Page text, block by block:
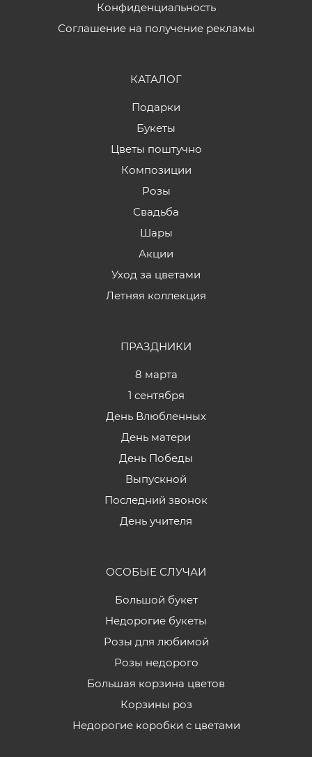
Конфиденциальность
Соглашение на получение рекламы
КАТАЛОГ
Подарки
Букеты
Цветы поштучно
Композиции
Розы
Свадьба
Шары
Акции
Уход за цветами
Летняя коллекция
ПРАЗДНИКИ
8 марта
1 сентября
День Влюбленных
День матери
День Победы
Выпускной
Последний звонок
День учителя
ОСОБЫЕ СЛУЧАИ
Большой букет
Недорогие букеты
Розы для любимой
Розы недорого
Большая корзина цветов
Корзины роз
Недорогие коробки с цветами